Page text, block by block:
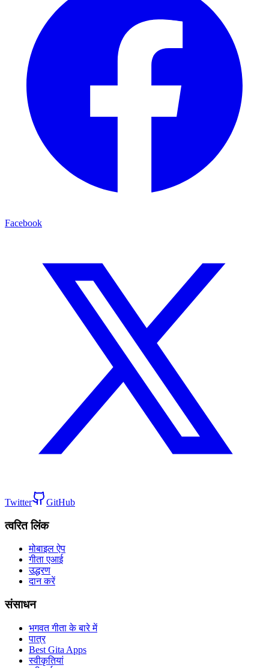
Facebook
Twitter GitHub
त्वरित लिंक
मोबाइल ऐप
गीता एआई
उद्धरण
दान करें
संसाधन
भगवत गीता के बारे में
पात्र
Best Gita Apps
स्वीकृतियां